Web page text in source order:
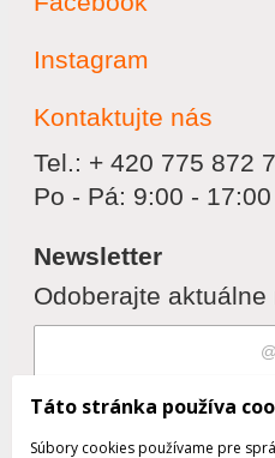
Instagram
Kontaktujte nás
Tel.: + 420 775 872
Po - Pá: 9:00 - 17:00
Newsletter
Odoberajte aktuálne
Súhlasím s
Táto stránka používa
Súbory cookies používame pre